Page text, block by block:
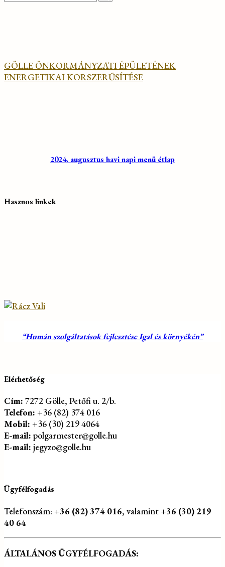
GÖLLE ÖNKORMÁNYZATI ÉPÜLETÉNEK
ENERGETIKAI KORSZERŰSÍTÉSE
2024. augusztus havi napi menü étlap
Hasznos linkek
“Humán szolgáltatások fejlesztése Igal és környékén”
Elérhetőség
Cím: 7272 Gölle, Petőfi u. 2/b.
Telefon: +36 (82) 374 016
Mobil: +36 (30) 219 4064
E-mail: polgarmester@golle.hu
E-mail: jegyzo@golle.hu
Ügyfélfogadás
Telefonszám: +36 (82) 374 016, valamint+36 (30) 219
40 64
ÁLTALÁNOS ÜGYFÉLFOGADÁS: